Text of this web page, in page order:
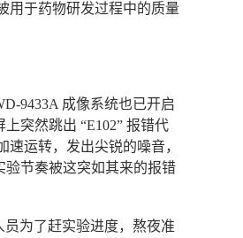
用于药物研发过程中的质量
9433A 成像系统也已开启
突然跳出 “E102” 报错代
运转，发出尖锐的噪音，
节奏被这突如其来的报错
员为了赶实验进度，熬夜准